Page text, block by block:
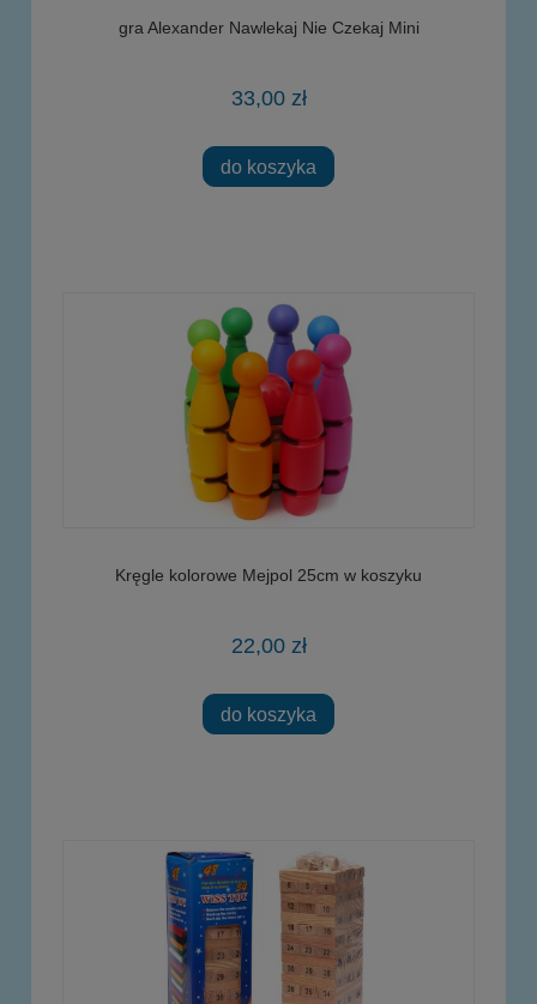
gra Alexander Nawlekaj Nie Czekaj Mini
33,00 zł
do koszyka
Kręgle kolorowe Mejpol 25cm w koszyku
22,00 zł
do koszyka